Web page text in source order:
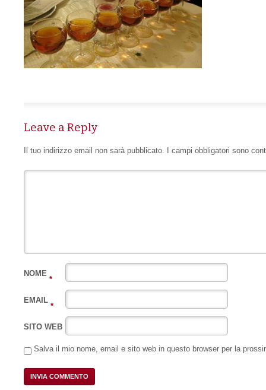
Leave a Reply
Il tuo indirizzo email non sarà pubblicato. I campi obbligatori sono
NOME
*
EMAIL
*
SITO WEB
Salva il mio nome, email e sito web in questo browser per la